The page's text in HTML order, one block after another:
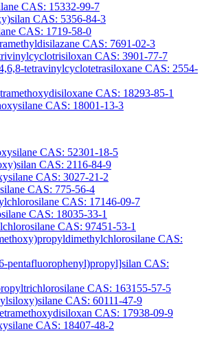
CAS: 15332-99-7
CAS: 5356-84-3
CAS: 1719-58-0
CAS: 7691-02-3
CAS: 3901-77-7
tetravinylcyclotetrasiloxane CAS: 2554-
CAS: 18293-85-1
CAS: 18001-13-3
CAS: 52301-18-5
CAS: 2116-84-9
CAS: 3027-21-2
CAS: 775-56-4
CAS: 17146-09-7
CAS: 18035-33-1
CAS: 97451-53-1
CAS:
pentafluorophenyl)propyl]silan CAS:
CAS: 163155-57-5
CAS: 60111-47-9
CAS: 17938-09-9
CAS: 18407-48-2